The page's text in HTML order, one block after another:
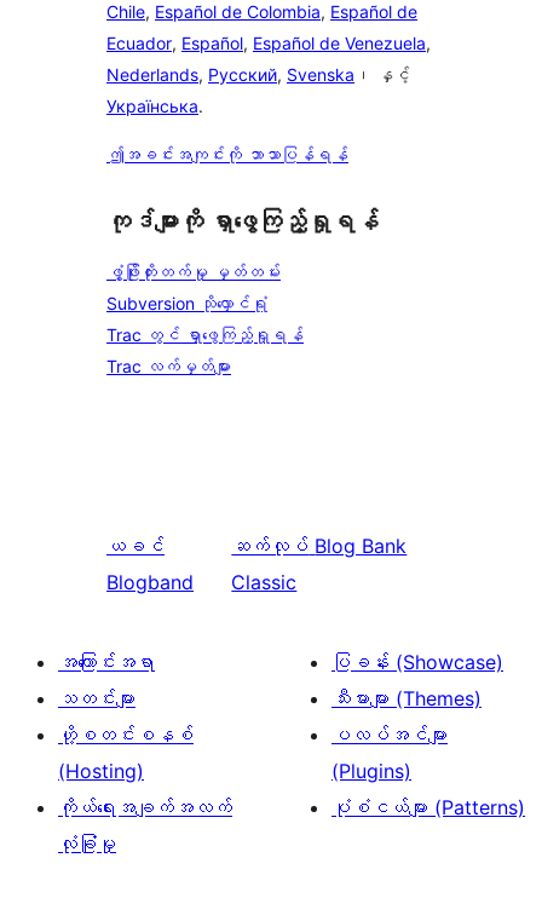
Chile, Español de Colombia, Español de
Ecuador, Español, Español de Venezuela,
Nederlands, Русский, Svenska ၊ နှင့်
Українська.
ဤအခင်းအကျင်းကို ဘာသာပြန်ရန်
ကုဒ်များကို ရှာဖွေကြည့်ရှုရန်
ဖွံ့ဖြိုးတိုးတက်မှု မှတ်တမ်း
Subversion သိုလှောင်ရုံ
Trac တွင် ရှာဖွေကြည့်ရှုရန်
Trac လက်မှတ်များ
ယခင်
Blogband
ဆက်လုပ် Blog Bank
Classic
အကြောင်းအရာ
သတင်းများ
ဟို့စတင်းစနစ်
(Hosting)
ကိုယ်ရေးအချက်အလက်
လုံခြုံမှု
ပြခန်း (Showcase)
သီးမားများ (Themes)
ပလပ်အင်များ
(Plugins)
ပုံစံငယ်များ (Patterns)